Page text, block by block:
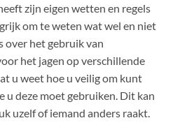
zijn eigen wetten en regels
om te weten wat wel en niet
over het gebruik van
het jagen op verschillende
u weet hoe u veilig om kunt
u deze moet gebruiken. Dit kan
uzelf of iemand anders raakt.